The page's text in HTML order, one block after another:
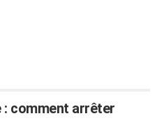
: comment arrêter